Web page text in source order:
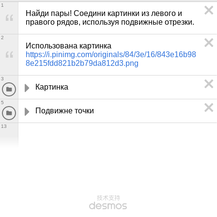
Найди пары! Соедини картинки из левого и
правого рядов, используя подвижные отрезки.
1
https://i.pinimg.com/originals/84/3e/16/843e16b98
8e215fdd821b2b79da812d3.png
2
Картинка
3
Подвижне точки
5
13
技术支持